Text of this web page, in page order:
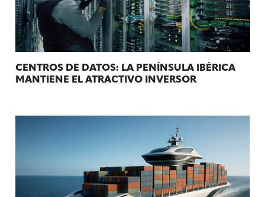
CENTROS DE DATOS: LA PENÍNSULA IBÉRICA
MANTIENE EL ATRACTIVO INVERSOR